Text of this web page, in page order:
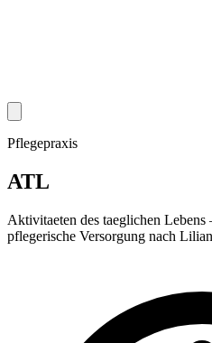
Pflegepraxis
ATL
Aktivitaeten des taeglichen
pflegerische Versorgung nach